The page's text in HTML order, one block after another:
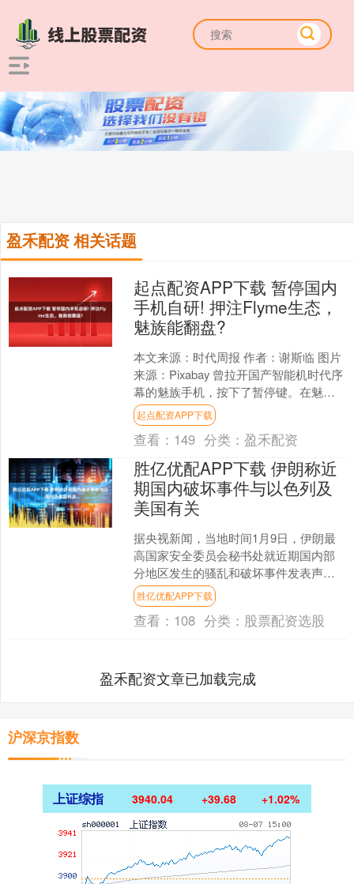
盈禾配资 相关话题
起点配资APP下载 暂停国内
手机自研! 押注Flyme生态，
魅族能翻盘?
本文来源：时代周报 作者：谢斯临 图片
来源：Pixabay 曾拉开国产智能机时代序
幕的魅族手机，按下了暂停键。在魅
族“破产重组、手机退市”的传闻愈演愈烈
之时，魅....
起点配资APP下载
查看： 149 分类：盈禾配资
胜亿优配APP下载 伊朗称近
期国内破坏事件与以色列及
美国有关
据央视新闻，当地时间1月9日，伊朗最
高国家安全委员会秘书处就近期国内部
分地区发生的骚乱和破坏事件发表声
明，指责其与以色列政权及美国情报机
构有关。声明表示，近期伊....
胜亿优配APP下载
查看： 108 分类： 股票配资选股
盈禾配资文章已加载完成
沪深京指数
上证综指 3940.04 +39.68 +1.02%